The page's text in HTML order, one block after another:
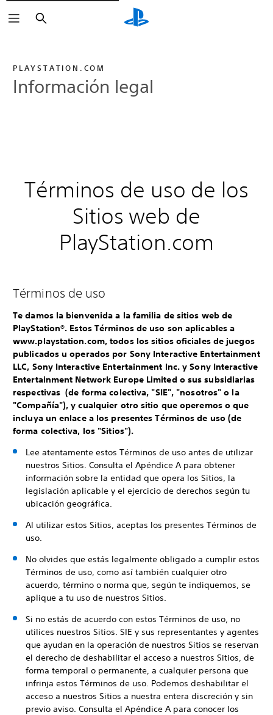
Buscar
PLAYSTATION.COM
Información legal
Términos de uso de los
Sitios web de
PlayStation.com
Términos de uso
Te damos la bienvenida a la familia de sitios web de
PlayStation®. Estos Términos de uso son aplicables a
www.playstation.com, todos los sitios oficiales de juegos
publicados u operados por Sony Interactive Entertainment
LLC, Sony Interactive Entertainment Inc. y Sony Interactive
Entertainment Network Europe Limited o sus subsidiarias
respectivas (de forma colectiva, "SIE", "nosotros" o la
"Compañía"), y cualquier otro sitio que operemos o que
incluya un enlace a los presentes Términos de uso (de
forma colectiva, los "Sitios").
Lee atentamente estos Términos de uso antes de utilizar
nuestros Sitios. Consulta el Apéndice A para obtener
información sobre la entidad que opera los Sitios, la
legislación aplicable y el ejercicio de derechos según tu
ubicación geográfica.
Al utilizar estos Sitios, aceptas los presentes Términos de
uso.
No olvides que estás legalmente obligado a cumplir estos
Términos de uso, como así también cualquier otro
acuerdo, término o norma que, según te indiquemos, se
aplique a tu uso de nuestros Sitios.
Si no estás de acuerdo con estos Términos de uso, no
utilices nuestros Sitios. SIE y sus representantes y agentes
que ayudan en la operación de nuestros Sitios se reservan
el derecho de deshabilitar el acceso a nuestros Sitios, de
forma temporal o permanente, a cualquier persona que
infrinja estos Términos de uso. Podemos deshabilitar el
acceso a nuestros Sitios a nuestra entera discreción y sin
previo aviso. Consulta el Apéndice A para conocer los